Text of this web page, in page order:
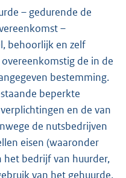
– gedurende de
–
behoorlijk en zelf
de in de
bestemming.
beperkte
en de van
de nutsbedrijven
eisen (waaronder
het bedrijf van huurder,
van het gehuurde,